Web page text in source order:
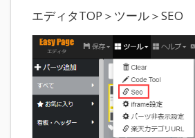
エディタTOP＞ツール＞SEO